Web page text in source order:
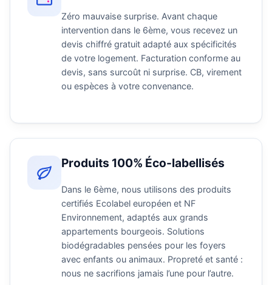
Zéro mauvaise surprise. Avant chaque
intervention dans le 6ème, vous recevez un
devis chiffré gratuit adapté aux spécificités
de votre logement. Facturation conforme au
devis, sans surcoût ni surprise. CB, virement
ou espèces à votre convenance.
Produits 100% Éco-labellisés
Dans le 6ème, nous utilisons des produits
certifiés Ecolabel européen et NF
Environnement, adaptés aux grands
appartements bourgeois. Solutions
biodégradables pensées pour les foyers
avec enfants ou animaux. Propreté et santé :
nous ne sacrifions jamais l’une pour l’autre.